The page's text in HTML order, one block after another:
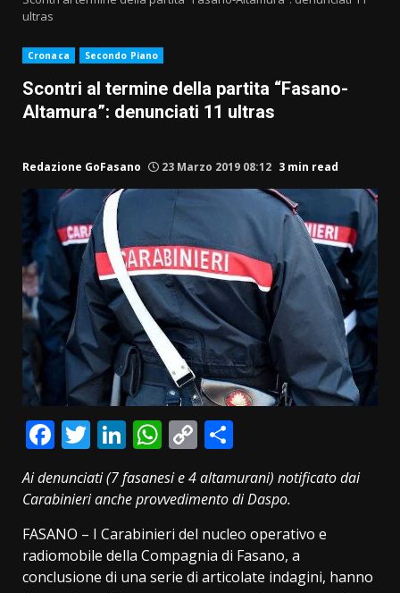
ultras
Cronaca Secondo Piano
Scontri al termine della partita “Fasano-
Altamura”: denunciati 11 ultras
Redazione GoFasano 23 Marzo 2019 08:12 3 min read
Facebook
Twitter
LinkedIn
WhatsApp
Copy
Link
Ai denunciati (7 fasanesi e 4 altamurani) notificato dai
Carabinieri anche provvedimento di Daspo.
FASANO – I Carabinieri del nucleo operativo e
radiomobile della Compagnia di Fasano, a
conclusione di una serie di articolate indagini, hanno